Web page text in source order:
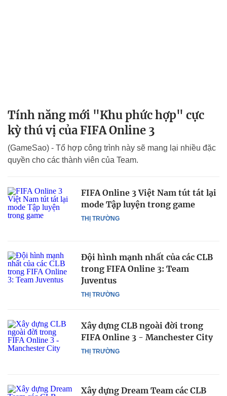
Tính năng mới "Khu phức hợp" cực
kỳ thú vị của FIFA Online 3
(GameSao) - Tổ hợp công trình này sẽ mang lại nhiều đặc
quyền cho các thành viên của Team.
THỊ TRƯỜNG
FIFA Online 3 Việt Nam tút tát lại
mode Tập luyện trong game
THỊ TRƯỜNG
Đội hình mạnh nhất của các CLB
trong FIFA Online 3: Team
Juventus
THỊ TRƯỜNG
Xây dựng CLB ngoài đời trong
FIFA Online 3 - Manchester City
Xây dựng Dream Team các CLB